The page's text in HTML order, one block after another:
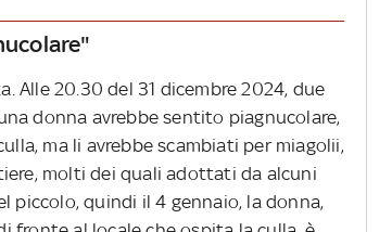
Alle 20.30 del 31 dicembre 2024, due
donna avrebbe sentito piagnucolare,
ma li avrebbe scambiati per miagolii,
molti dei quali adottati da alcuni
piccolo, quindi il 4 gennaio, la donna,